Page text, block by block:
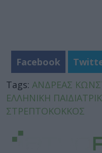
Facebook
Tags: ΑΝΔΡΕΑΣ
ΕΛΛΗΝΙΚΗ
ΣΤΡΕΠΤΟΚΟΚΚΟΣ